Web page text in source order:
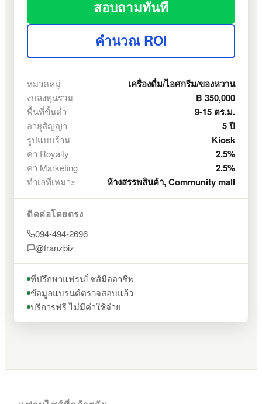
สอบถามทันที
คำนวณ ROI
หมวดหมู่ เครื่องดื่ม/ไอศกรีม/ของหวาน
งบลงทุนรวม ฿ 350,000
พื้นที่ขั้นต่ำ 9-15 ตร.ม.
อายุสัญญา 5 ปี
รูปแบบร้าน Kiosk
ค่า Royalty 2.5%
ค่า Marketing 2.5%
ทำเลที่เหมาะ ห้างสรรพสินค้า, Community mall
ติดต่อโดยตรง
094-494-2696
@franzbiz
ที่ปรึกษาแฟรนไชส์มืออาชีพ
ข้อมูลแบรนด์ตรวจสอบแล้ว
บริการฟรี ไม่มีค่าใช้จ่าย